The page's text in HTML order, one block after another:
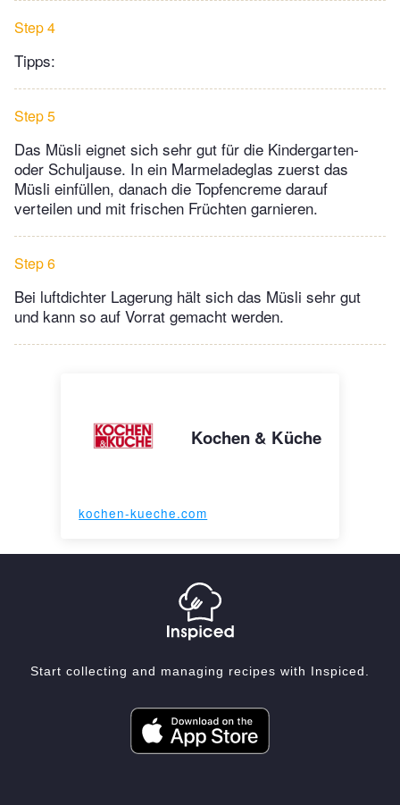
Step 4
Tipps:
Step 5
Das Müsli eignet sich sehr gut für die Kindergarten-
oder Schuljause. In ein Marmeladeglas zuerst das
Müsli einfüllen, danach die Topfencreme darauf
verteilen und mit frischen Früchten garnieren.
Step 6
Bei luftdichter Lagerung hält sich das Müsli sehr gut
und kann so auf Vorrat gemacht werden.
Kochen & Küche
kochen-kueche.com
Start collecting and managing recipes with Inspiced.